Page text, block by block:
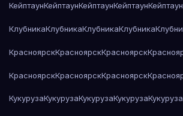
КейптаунКейптаунКейптаунКейптаунКейптаун
КлубникаКлубникаКлубникаКлубника
КрасноярскКрасноярскКрасноярск
КрасноярскКрасноярскКрасноярск
КукурузаКукурузаКукурузаКукурузаКукуруза